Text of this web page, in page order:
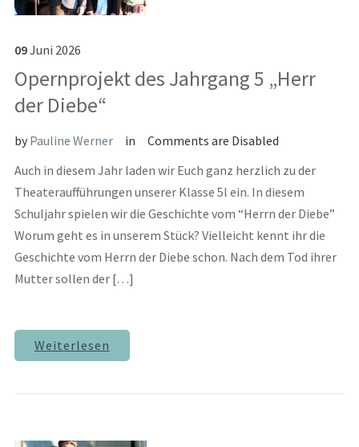
09Juni 2026
Opernprojekt des Jahrgang 5 „Herr
der Diebe“
byPauline Werner in
Comments are Disabled
Auch in diesem Jahr laden wir Euch ganz herzlich zu der
Theateraufführungen unserer Klasse 5l ein. In diesem
Schuljahr spielen wir die Geschichte vom “Herrn der Diebe”
Worum geht es in unserem Stück? Vielleicht kennt ihr die
Geschichte vom Herrn der Diebe schon. Nach dem Tod ihrer
Mutter sollen der […]
Weiterlesen